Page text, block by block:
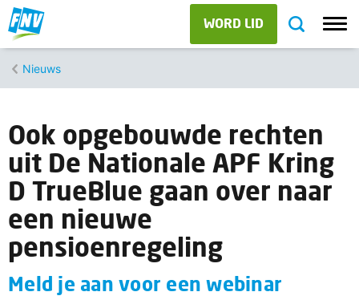
WORD LID
Nieuws
Ook opgebouwde rechten
uit De Nationale APF Kring
D TrueBlue gaan over naar
een nieuwe
pensioenregeling
Meld je aan voor een webinar